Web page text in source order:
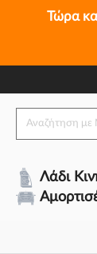
Τώρα
Λάδι